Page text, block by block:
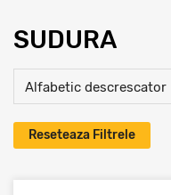
SUDURA
Alfabetic descrescator
Reseteaza Filtrele